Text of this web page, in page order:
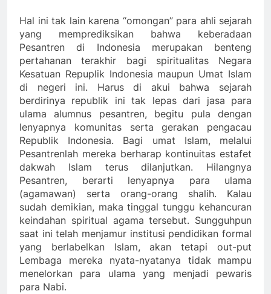
Hal ini tak lain karena “omongan” para ahli sejarah
yang memprediksikan bahwa keberadaan
Pesantren di Indonesia merupakan benteng
pertahanan terakhir bagi spiritualitas Negara
Kesatuan Repuplik Indonesia maupun Umat Islam
di negeri ini. Harus di akui bahwa sejarah
berdirinya republik ini tak lepas dari jasa para
ulama alumnus pesantren, begitu pula dengan
lenyapnya komunitas serta gerakan pengacau
Republik Indonesia. Bagi umat Islam, melalui
Pesantrenlah mereka berharap kontinuitas estafet
dakwah Islam terus dilanjutkan. Hilangnya
Pesantren, berarti lenyapnya para ulama
(agamawan) serta orang-orang shalih. Kalau
sudah demikian, maka tinggal tunggu kehancuran
keindahan spiritual agama tersebut. Sungguhpun
saat ini telah menjamur institusi pendidikan formal
yang berlabelkan Islam, akan tetapi out-put
Lembaga mereka nyata-nyatanya tidak mampu
menelorkan para ulama yang menjadi pewaris
para Nabi.